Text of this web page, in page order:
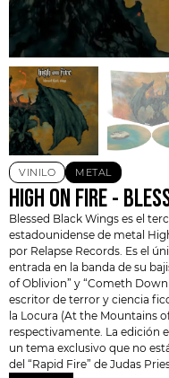
VINILO METAL
HIGH ON FIRE ‎-
Blessed Black Wings es el
estadounidense de metal
por Relapse Records. Es el
entrada en la banda de su
of Oblivion” y “Cometh
escritor de terror y ciencia
la Locura (At the Mountains
respectivamente. La edición
un tema exclusivo que no
del “Rapid Fire” de Judas